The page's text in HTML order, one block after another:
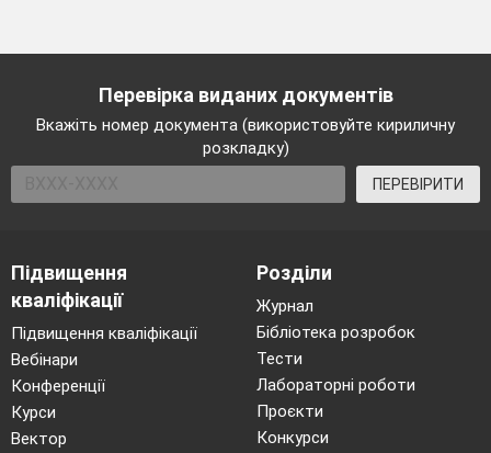
Перевірка виданих документів
Вкажіть номер документа (використовуйте кириличну
розкладку)
ПЕРЕВІРИТИ
Підвищення
кваліфікації
Підвищення кваліфікації
Вебінари
Конференції
Курси
Вектор
Розділи
Журнал
Бібліотека розробок
Тести
Лабораторні роботи
Проєкти
Конкурси